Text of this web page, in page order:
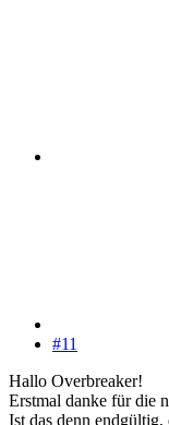
#11
Hallo Overbreaker!
Erstmal danke für die
Ist das denn endgültig,